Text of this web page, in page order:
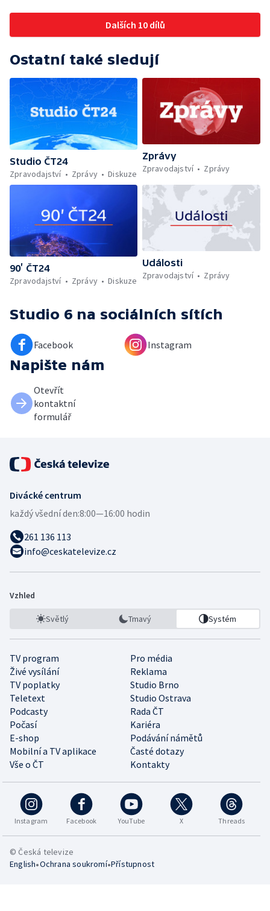
na chování řidičů
Dalších 10 dílů
Ostatní také sledují
Studio ČT24
Zpravodajství
Zprávy Diskuze
Zprávy
Zpravodajství
Zprávy
90’ ČT24
Zpravodajství
Zprávy Diskuze
Události
Zpravodajství
Zprávy
Studio 6 na sociálních sítích
Facebook Instagram
Napište nám
Otevřít
kontaktní
formulář
Divácké centrum
každý všední den:8:00—16:00 hodin
261 136 113
info@ceskatelevize.cz
Vzhled
Světlý Tmavý Systém
TV program
Pro média
Živé vysílání
Reklama
TV poplatky
Studio Brno
Teletext
Studio Ostrava
Podcasty
Rada ČT
Počasí
Kariéra
E-shop
Podávání námětů
Mobilní a TV aplikace
Časté dotazy
Vše o ČT
Kontakty
Instagram Facebook YouTube X Threads
© Česká televize
English•Ochrana soukromí•Přístupnost